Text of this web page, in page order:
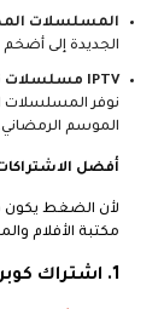
المسلسلات
الجديدة إلى أضخم
IPTV مسلسلات تركية رمضان 2026:
نوفر المسلسلات
الموسم الرمضاني.
أفضل
لأن الضغط يكون
مكتبة الأفلام
1. اشتراك كوبرا (Cobra IPTV) – الخيار العائلي